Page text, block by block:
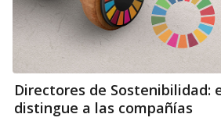
Directores de Sostenibilidad:
distingue a las compañías